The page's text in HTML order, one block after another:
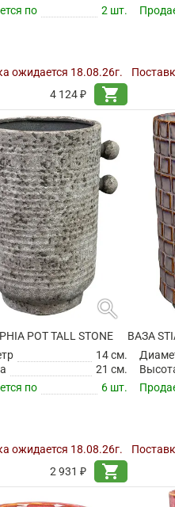
по
2 шт.
ожидается 18.08.26г.
4 124 ₽
shopping_cart
search
POT TALL STONE
14 см.
21 см.
по
6 шт.
ожидается 18.08.26г.
2 931 ₽
shopping_cart